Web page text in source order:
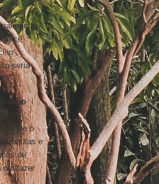
você
seria
que o
e
de
desfazer